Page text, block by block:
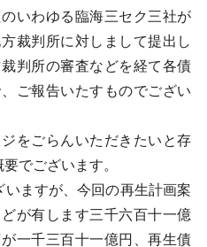
いわゆる臨海三セク三社が
裁判所に対しまして提出し
判所の審査などを経て各債
ご報告いたすものでござい
をごらんいただきたいと存
でございます。
ますが、今回の再生計画案
が有します三千六百十一億
一千三百十一億円、再生債